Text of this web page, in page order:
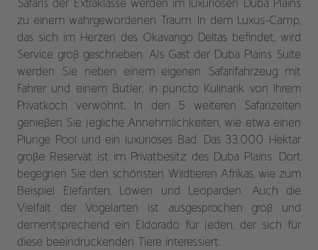
Safaris der Extraklasse werden im luxuriösen Duba Plains
zu einem wahrgewordenen Traum. In dem Luxus-Camp,
das sich im Herzen des Okavango Deltas befindet, wird
Service groß geschrieben. Als Gast der Duba Plains Suite
werden Sie neben einem eigenen Safarifahrzeug mit
Fahrer und einem Butler, in puncto Kulinarik von Ihrem
Privatkoch verwöhnt. In den 5 weiteren Safarizelten
genießen Sie jegliche Annehmlichkeiten, wie etwa einen
Plunge Pool und ein luxuriöses Bad. Das 33.000 Hektar
große Reservat ist im Privatbesitz des Duba Plains. Dort
begegnen Sie den schönsten Wildtieren Afrikas, wie zum
Beispiel Elefanten, Löwen und Leoparden. Auch die
Vielfalt der Vogelarten ist ausgesprochen groß und
dementsprechend ein Eldorado für jeden, der sich für
diese beeindruckenden Tiere interessiert.